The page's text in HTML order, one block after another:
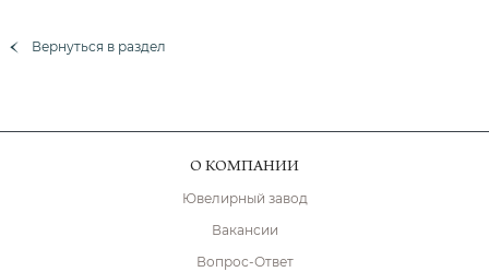
Вернуться в раздел
О КОМПАНИИ
Ювелирный завод
Вакансии
Вопрос-Ответ